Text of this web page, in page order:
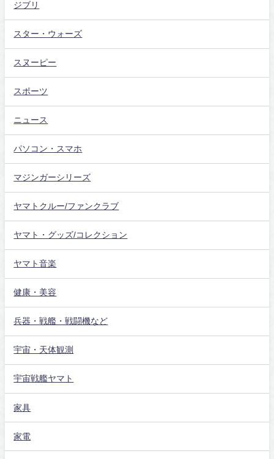
ジブリ
スター・ウォーズ
スヌーピー
スポーツ
ニュース
パソコン・スマホ
マジンガーシリーズ
ヤマトクルー/ファンクラブ
ヤマト・グッズ/コレクション
ヤマト音楽
健康・美容
兵器・戦艦・戦闘機など
宇宙・天体観測
宇宙戦艦ヤマト
家具
家電